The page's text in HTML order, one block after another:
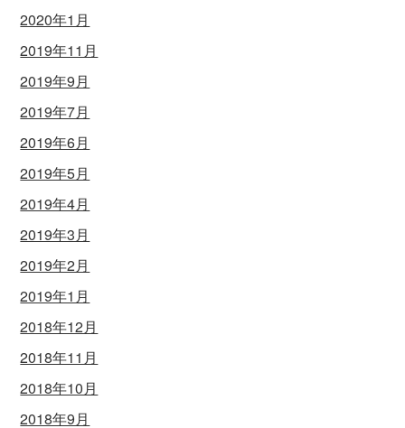
2020年1月
2019年11月
2019年9月
2019年7月
2019年6月
2019年5月
2019年4月
2019年3月
2019年2月
2019年1月
2018年12月
2018年11月
2018年10月
2018年9月